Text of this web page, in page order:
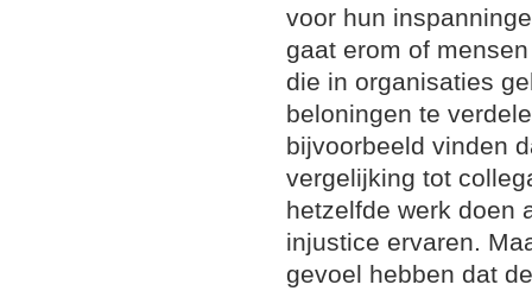
voor hun
gaat erom of
die in organisaties
beloningen te
bijvoorbeeld vinden
vergelijking tot
hetzelfde werk doen
injustice ervaren.
gevoel hebben dat